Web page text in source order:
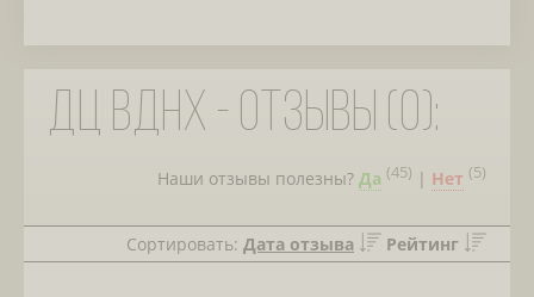
ДЦ ВДНХ - отзывы (0):
Наши отзывы полезны? Да (45) | Нет (5)
Сортировать: Дата отзыва Рейтинг